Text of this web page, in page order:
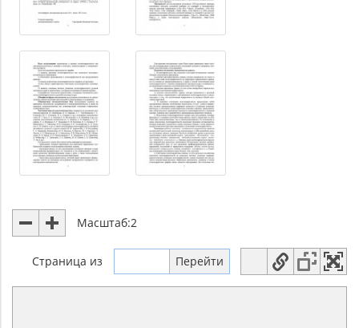
Масштаб:2
Страница из